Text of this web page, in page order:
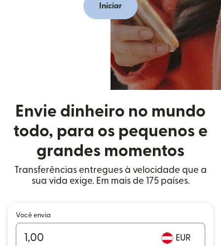
Iniciar
Envie dinheiro no mundo
todo, para os pequenos e
grandes momentos
Transferências entregues à velocidade que a
sua vida exige. Em mais de 175 países.
Você envia
EUR